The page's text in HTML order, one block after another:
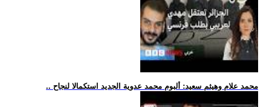
.. محمد علام وهيثم سعيد: ألبوم محمد عدوية الجديد استكمالا لنجاح